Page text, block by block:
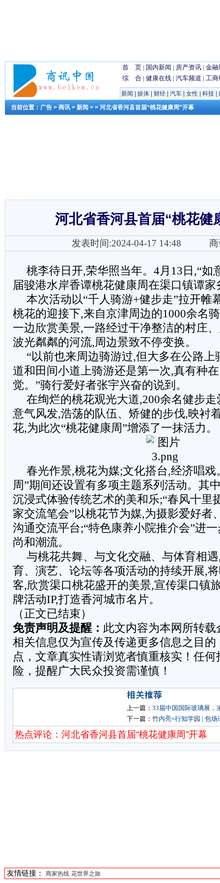
首 页 | 国内新闻 | 房产资讯 | 金融
综 合 | 健康在线 | 汽车频道 | 工商
新闻 娱体 财经 汽车 女性 科技
当前位置： 广告 > 商讯 > 新闻 > > 河北省香河县首届“桃花健康周”开幕
河北省香河县首届“桃花健
发表时间:2024-04-17 14:48
桃李待日开,荣华照当年。4月13日,“如
届骏港水岸香谭桃花健康周在渠口镇谭
本次活动以“千人骑游+健步走”拉开帷
桃花的迎接下,来自京津周边的1000余名
一边欣赏美景,一路经过干净整洁的村庄
波光粼粼的河流,周边景致不停变换。
“以前也来周边骑游过,但大多在公路上
道和田间小道上骑游还是第一次,真有种
觉。”骑行爱好者张宇兴奋的说到。
在绚烂的桃花观光大道,200余名健步
意气风发,浩荡的队伍、矫健的步伐,映衬
花,为此次“桃花健康周”增添了一抹活力。
春光作景,桃花为媒;文化搭台,经济唱戏
周”期间还设置有多项主题系列活动。其
沉浸式体验传统艺术的美和乐;“春风十里
家交流笔会”以桃花节为媒,为摄影爱好者
沟通交流平台;“特色康养小院推介会”进
尚和潮流。
与桃花共舞、与文化交融、与体育相
育、演艺、论坛等各项活动的持续开展,
客,欣赏渠口桃花盛开的美景,宣传渠口镇
牌活动IP,打造香河城市名片。
（正文已结束）
免责声明及提醒： 此文内容为本网所转
相关信息仅为宣传及传递更多信息之目
点，文章真实性请浏览者慎重核实！任
险，提醒广大民众投资需谨慎！
上一篇： 33届中国国际玻璃展，
下一篇： 竹内亮×行知学园 | 包
热点评论：河北省香河县首届“桃花健康周”开幕
友情链接： 商家热线 花世界之旅